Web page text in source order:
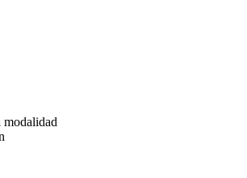
modalidad